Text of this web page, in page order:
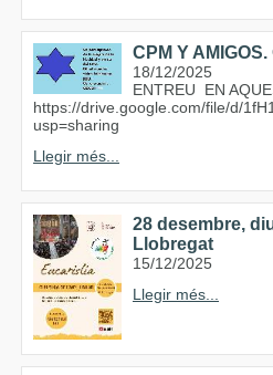
CPM Y
18/12/2025
ENTREU EN
https://drive.google.com/file/d/
usp=sharing
Llegir més...
28 desembre,
Llobregat
15/12/2025
Llegir més...